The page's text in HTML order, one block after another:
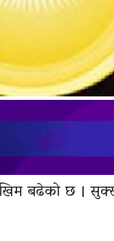
बढेको छ ।